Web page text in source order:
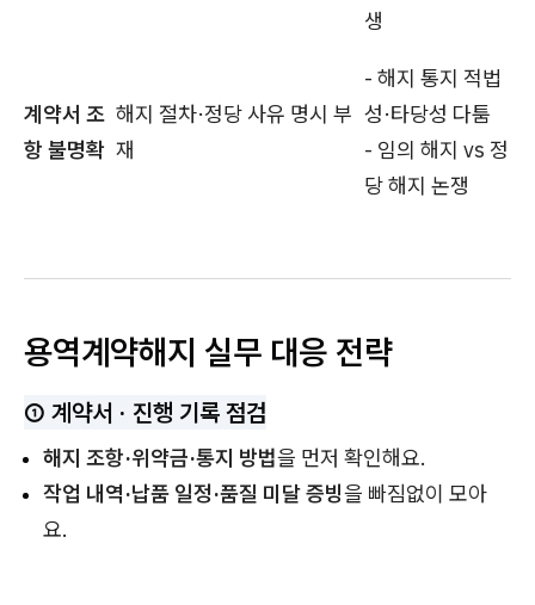
생
계약서 조
항 불명확
해지 절차·정당 사유 명시 부
재
- 해지 통지 적법
성·타당성 다툼
- 임의 해지 vs 정
당 해지 논쟁
용역계약해지 실무 대응 전략
① 계약서 · 진행 기록 점검
해지 조항·위약금·통지 방법을 먼저 확인해요.
작업 내역·납품 일정·품질 미달 증빙을 빠짐없이 모아
요.